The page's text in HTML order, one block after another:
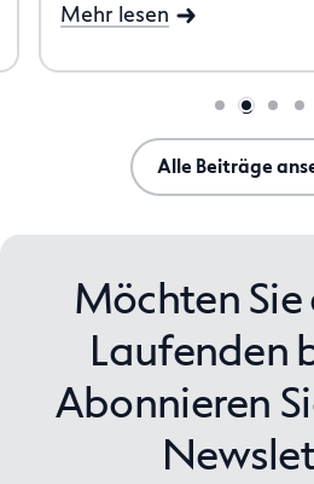
Mehr lesen
Alle Beiträge
Möchten
Laufenden
Abonnieren